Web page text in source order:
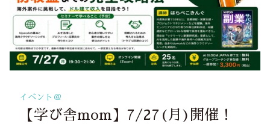
イベント＠
【学び舎mom】7/27(月)開催！